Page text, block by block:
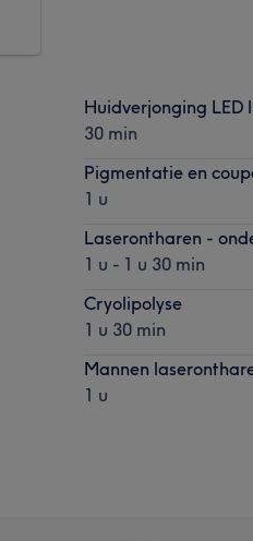
Huidverjonging LED
30 min
Pigmentatie en
1 u
Laserontharen -
1 u - 1 u 30 min
Cryolipolyse
1 u 30 min
Mannen
1 u